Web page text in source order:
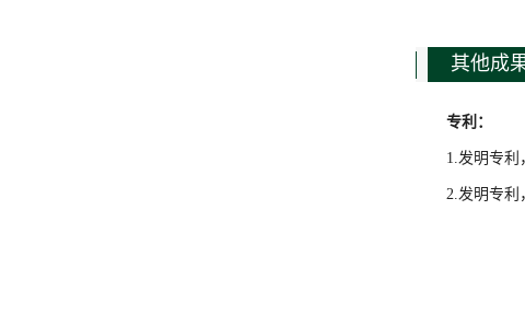
其他成
专利：
1.发明专利
2.发明专利